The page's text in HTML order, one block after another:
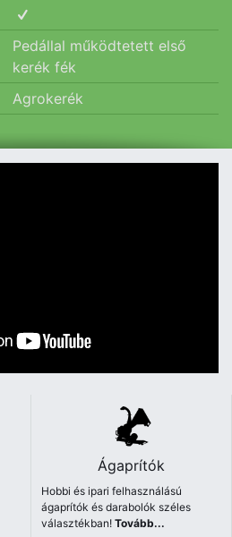
Pedállal működtetett első
kerék fék
Agrokerék
Ágaprítók
Hobbi és ipari felhasználású
ágaprítók és darabolók széles
választékban!Tovább...